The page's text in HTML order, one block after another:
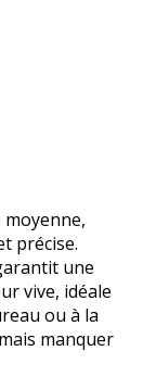
moyenne,
précise.
une
vive, idéale
ou à la
manquer